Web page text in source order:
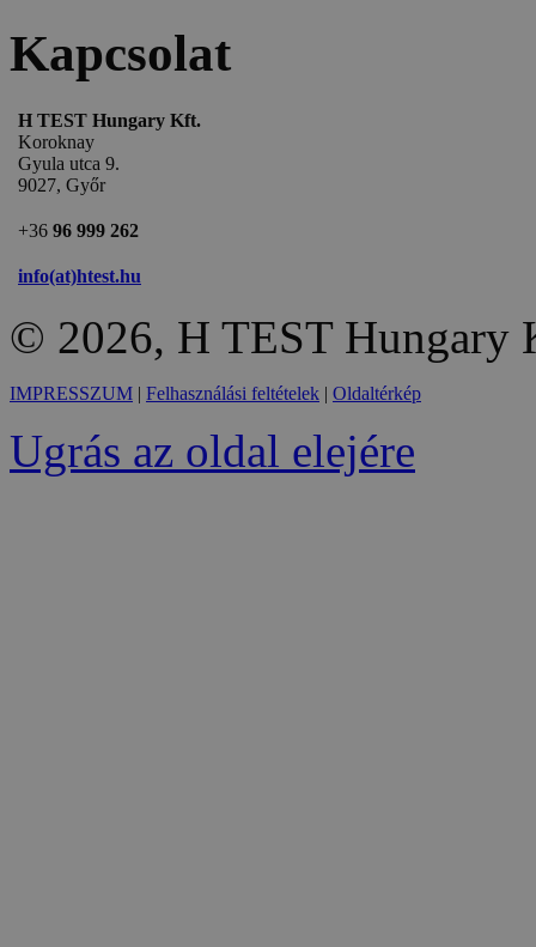
Kapcsolat
H TEST Hungary Kft.
Koroknay
Gyula utca 9.
9027, Győr
+36 96 999 262
info(at)htest.hu
© 2026, H TEST Hungary
IMPRESSZUM | Felhasználási feltételek | Oldaltérkép
Ugrás az oldal elejére